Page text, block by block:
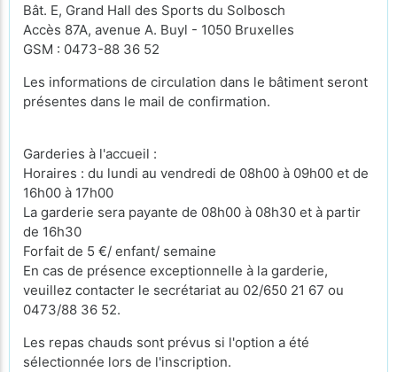
Bât. E, Grand Hall des Sports du Solbosch
Accès 87A, avenue A. Buyl - 1050 Bruxelles
GSM : 0473-88 36 52
Les informations de circulation dans le bâtiment seront
présentes dans le mail de confirmation.
Garderies à l'accueil :
Horaires : du lundi au vendredi de 08h00 à 09h00 et de
16h00 à 17h00
La garderie sera payante de 08h00 à 08h30 et à partir
de 16h30
Forfait de 5 €/ enfant/ semaine
En cas de présence exceptionnelle à la garderie,
veuillez contacter le secrétariat au 02/650 21 67 ou
0473/88 36 52.
Les repas chauds sont prévus si l'option a été
sélectionnée lors de l'inscription.